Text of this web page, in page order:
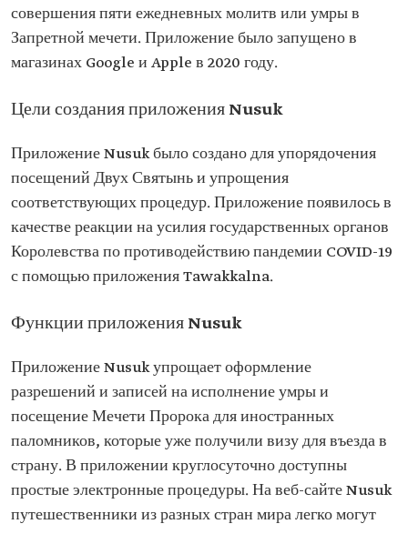
совершения пяти ежедневных молитв или умры в
Запретной мечети. Приложение было запущено в
магазинах Google и Apple в 2020 году.
Цели создания приложения Nusuk
Приложение Nusuk было создано для упорядочения
посещений Двух Святынь и упрощения
соответствующих процедур. Приложение появилось в
качестве реакции на усилия государственных органов
Королевства по противодействию пандемии COVID-19
с помощью приложения Tawakkalna.
Функции приложения Nusuk
Приложение Nusuk упрощает оформление
разрешений и записей на исполнение умры и
посещение Мечети Пророка для иностранных
паломников, которые уже получили визу для въезда в
страну. В приложении круглосуточно доступны
простые электронные процедуры. На веб-сайте Nusuk
путешественники из разных стран мира легко могут